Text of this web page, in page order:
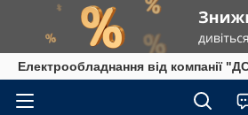
Електрообладнання від компанії